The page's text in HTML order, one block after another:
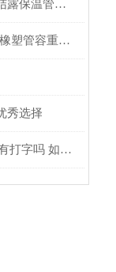
空调风管保温专用防结露保温管密度多少
空调管保温B1级19*9橡塑管容重多少
秀选择
华章B1级橡塑板双面有打字吗 如何辩解